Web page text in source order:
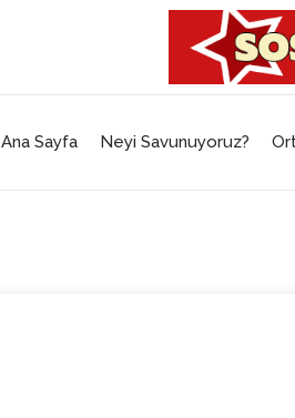
Ana Sayfa Neyi Savunuyoruz?